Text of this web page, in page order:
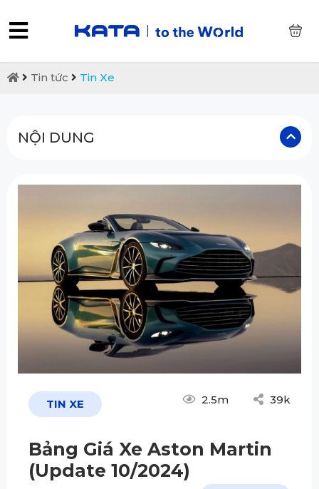
Tin tức Tin Xe
NỘI DUNG
TIN XE 2.5m 39k
Bảng Giá Xe Aston Martin
(Update 10/2024)